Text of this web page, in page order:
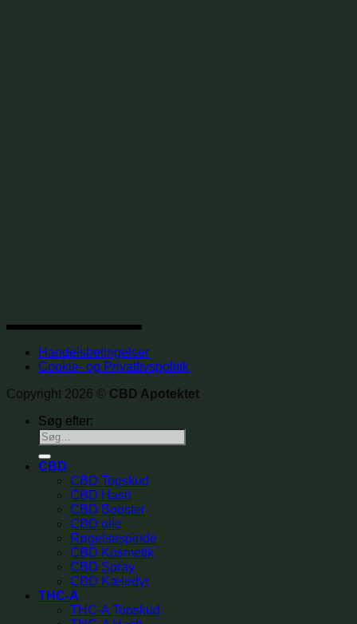
Handelsbetingelser
Cookie- og Privatlivspolitik
Copyright 2026 © CBD Apotektet
Søg efter:
CBD
CBD Topskud
CBD Hash
CBD Booster
CBD olie
Røgelsespinde
CBD Kosmetik
CBD Spray
CBD Kæledyr
THC-A
THC-A Topskud